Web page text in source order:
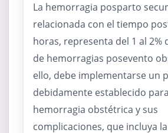
La hemorragia posparto
relacionada con el tiempo
horas, representa del 1 al 2%
de hemorragias posevento
ello, debe implementarse un
debidamente establecido
hemorragia obstétrica y sus
complicaciones, que incluya